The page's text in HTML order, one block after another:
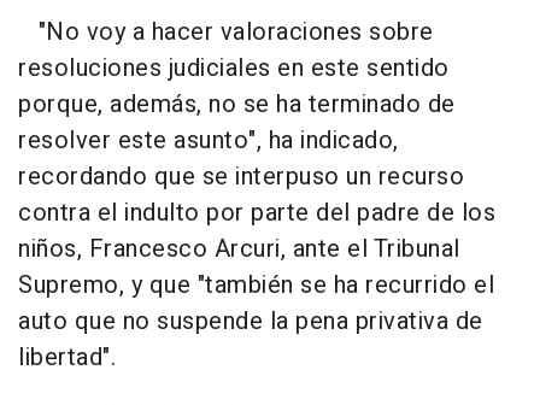
"No voy a hacer valoraciones sobre
resoluciones judiciales en este sentido
porque, además, no se ha terminado de
resolver este asunto", ha indicado,
recordando que se interpuso un recurso
contra el indulto por parte del padre de los
niños, Francesco Arcuri, ante el Tribunal
Supremo, y que "también se ha recurrido el
auto que no suspende la pena privativa de
libertad".